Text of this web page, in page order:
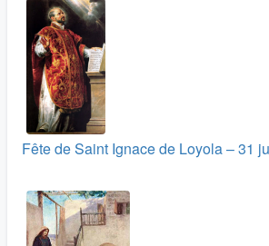
Fête de Saint Ignace de Loyola – 31